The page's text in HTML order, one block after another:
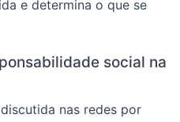
e determina o que se
social na
nas redes por